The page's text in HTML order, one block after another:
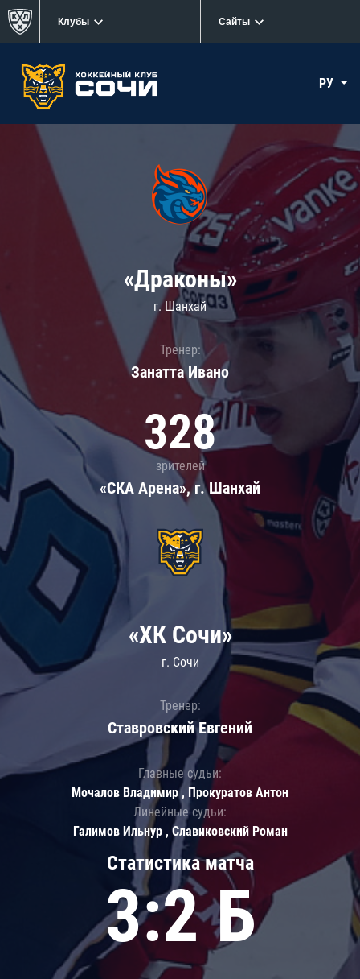
Клубы Сайты
РУ
«Драконы»
г. Шанхай
Тренер:
Занатта Иванo
328
зрителей
«СКА Арена», г. Шанхай
Статистика матча
3:2 Б
«ХК Сочи»
г. Сочи
Тренер:
Ставровский Евгений
Главные судьи:
Мочалов Владимир , Прокуратов Антон
Линейные судьи:
Галимов Ильнур , Славиковский Роман